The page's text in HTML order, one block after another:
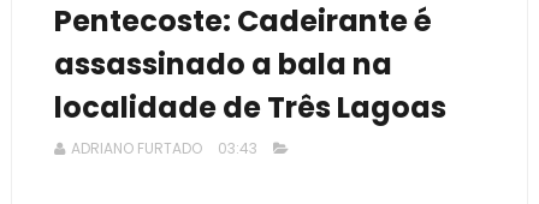
Pentecoste: Cadeirante é
assassinado a bala na
localidade de Três Lagoas
ADRIANO FURTADO 03:43